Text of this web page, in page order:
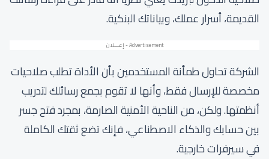
القديمة، أسرار عملك، وبياناتك البنكية.
الشركة تحاول طمأنة المستخدمين بأن الأداة تطلب صلاحيات
مخصصة للإرسال فقط، وأنها لا تقوم بجمع رسائلك لتدريب
أنظمتها. ولكن، من الناحية الأمنية الصارمة، بمجرد فتح جسر
بين حسابك والذكاء الاصطناعي، فإنك تضع ثقتك الكاملة
في سيرفرات خارجية.